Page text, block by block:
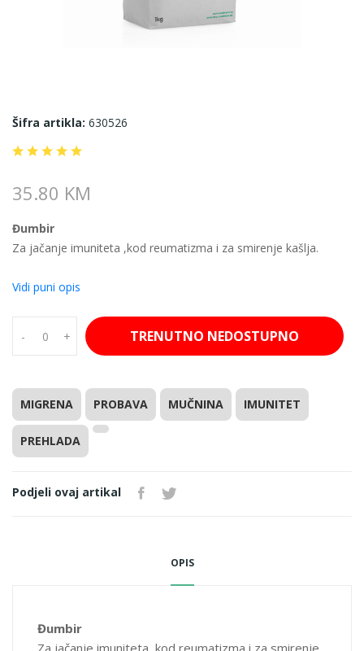
Šifra artikla: 630526
35.80 KM
Đumbir
Za jačanje imuniteta ,kod reumatizma i za smirenje kašlja.
Vidi puni opis
- + TRENUTNO NEDOSTUPNO
MIGRENA PROBAVA MUČNINA IMUNITET
PREHLADA
Podjeli ovaj artikal
OPIS
Đumbir
Za jačanje imuniteta ,kod reumatizma i za smirenje